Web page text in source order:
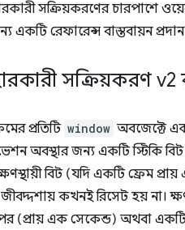
সক্রিয়করণের চারপাশে
একটি রেফারেন্স বাস্তবায়ন
সক্রিয়করণ
প্রতিটি window অবজেক্টে
অবস্থার জন্য একটি স্টিকি
বিট (যদি একটি ফ্রেম
কখনই রিসেট হয় না।
(প্রায় এক সেকেন্ড) অথবা